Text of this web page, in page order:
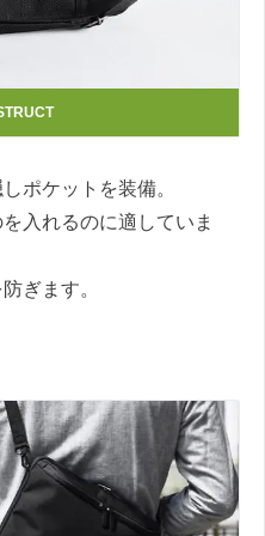
ポケットを装備。
入れるのに適していま
ぎます。